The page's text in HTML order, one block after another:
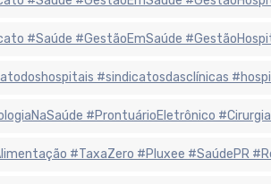
#Saúde #GestãoEmSaúde
#sindicatosdasclínicas
#ProntuárioEletrônico
#TaxaZero #Pluxee #SaúdePR